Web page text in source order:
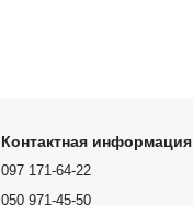
Контактная информация
097 171-64-22
050 971-45-50